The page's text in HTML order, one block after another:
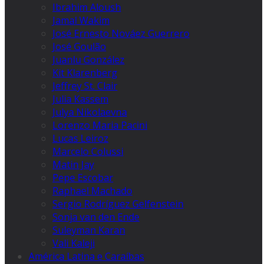
Ibrahim Aloush
Jamal Wakim
José Ernesto Nováez Guerrero
José Goulão
Juanlu González
Kit Klarenberg
Jeffrey St. Clair
Julia Kassem
Julya Nikolaevna
Lorenzo Maria Pacini
Lucas Leiroz
Marcelo Colussi
Matin Jay
Pepe Escobar
Raphael Machado
Sergio Rodríguez Gelfenstein
Sonja van den Ende
Suleyman Karan
Vali Kaleji
América Latina e Caraíbas